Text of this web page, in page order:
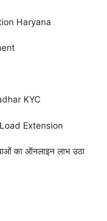
Haryana
KYC
Extension
का ऑनलाइन लाभ उठा